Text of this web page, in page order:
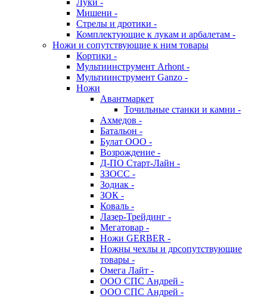
Луки -
Мишени -
Стрелы и дротики -
Комплектующие к лукам и арбалетам -
Ножи и сопутствующие к ним товары
Кортики -
Мультиинструмент Arhont -
Мультиинструмент Ganzo -
Ножи
Авантмаркет
Точильные станки и камни -
Ахмедов -
Батальон -
Булат ООО -
Возрождение -
Д-ПО Старт-Лайн -
ЗЗОСС -
Зодиак -
ЗОК -
Коваль -
Лазер-Трейдинг -
Мегатовар -
Ножи GERBER -
Ножны чехлы и дрсопутствующие
товары -
Омега Лайт -
ООО СПС Андрей -
ООО СПС Андрей -